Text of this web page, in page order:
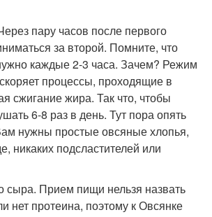
пару часов после первого
за второй. Помните, что
каждые 2-3 часа. Зачем? Режим
процессы, проходящие в
сжигание жира. Так что, чтобы
6-8 раз в день. Тут пора опять
нужны простые овсяные хлопья,
никаких подсластителей или
сыра. Прием пищи нельзя назвать
нет протеина, поэтому к Овсянке